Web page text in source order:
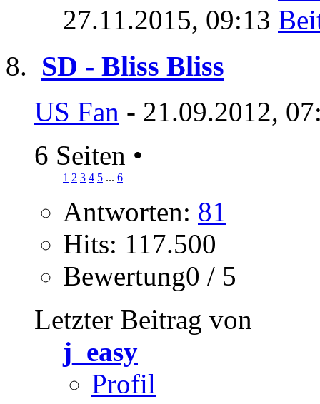
27.11.2015, 09:13
SD - Bliss Bliss
US Fan - 21.09.2012,
6 Seiten •
1 2 3 4 5 ... 6
Antworten: 81
Hits: 117.500
Bewertung0 / 5
Letzter Beitrag von
j_easy
Profil